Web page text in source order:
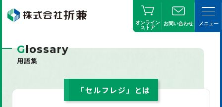
オンライン
ストア
お問い合わせ メニュー
Glossary
用語集
「セルフレジ」とは